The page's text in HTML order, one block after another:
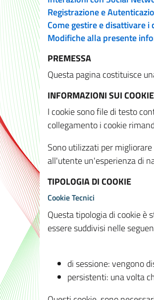
Registrazione e
Come gestire e disattivare
Modifiche alla presente
PREMESSA
Questa pagina costituisce
INFORMAZIONI SUI COOKIE
I cookie sono file di testo
collegamento i cookie
Sono utilizzati per
all'utente un'esperienza di
TIPOLOGIA DI COOKIE
Cookie Tecnici
Questa tipologia di cookie
essere suddivisi nelle
di sessione: vengono
persistenti: una volta